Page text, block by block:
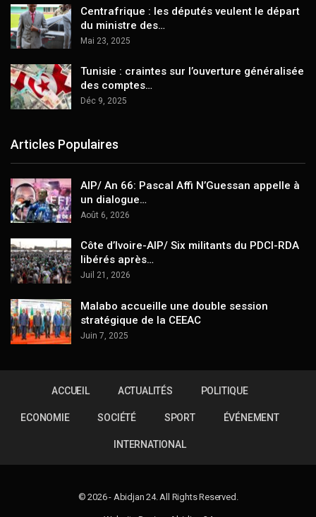
Centrafrique : les députés veulent le départ
du ministre des…
Mai 23, 2025
Tunisie : craintes sur l’ouverture généralisée
des comptes…
Déc 9, 2025
Articles Populaires
AIP/ An 66: Pascal Affi N’Guessan appelle à
un dialogue…
Août 6, 2026
Côte d’Ivoire-AIP/ Six militants du PDCI-RDA
libérés après…
Juil 21, 2026
Malabo accueille une double session
stratégique de la CEEAC
Juin 7, 2025
ACCUEIL ACTUALITÉS POLITIQUE
ECONOMIE SOCIÉTÉ SPORT ÉVÉNEMENT
INTERNATIONAL
© 2026 - Abidjan 24. All Rights Reserved.